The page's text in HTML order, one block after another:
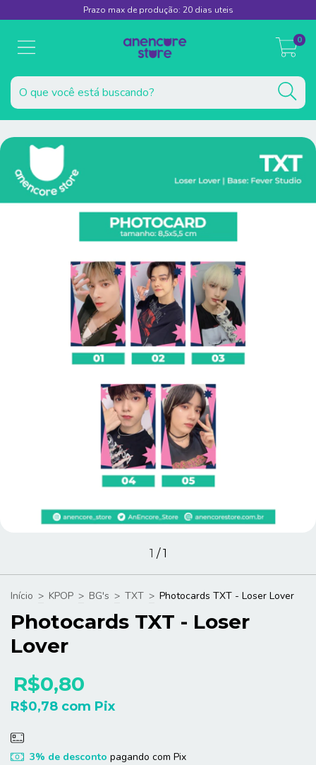
Prazo max de produção: 20 dias uteis
0
1 /1
Início > KPOP > BG's > TXT > Photocards TXT - Loser Lover
Photocards TXT - Loser
Lover
R$0,80
R$0,78 com Pix
3% de desconto pagando com Pix